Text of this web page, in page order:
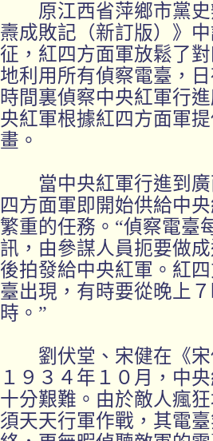
原江西省萍鄉市黨史
燾成敗記（新訂版）》
征，紅四方面軍放鬆了
地利用所有偵察電臺，
時間裏偵察中央紅軍行
央紅軍根據紅四方面軍
畫。
當中央紅軍行進到廣
四方面軍即開始供給中
繁重的任務。“偵察電臺
訊，由參謀人員扼要做
後拍發給中央紅軍。紅
臺出現，有時要從晚上
時。”
劉伏堂、宋健在《宋
１９３４年１０月，中
十分艱難。由於敵人瘋
須天天行軍作戰，其電